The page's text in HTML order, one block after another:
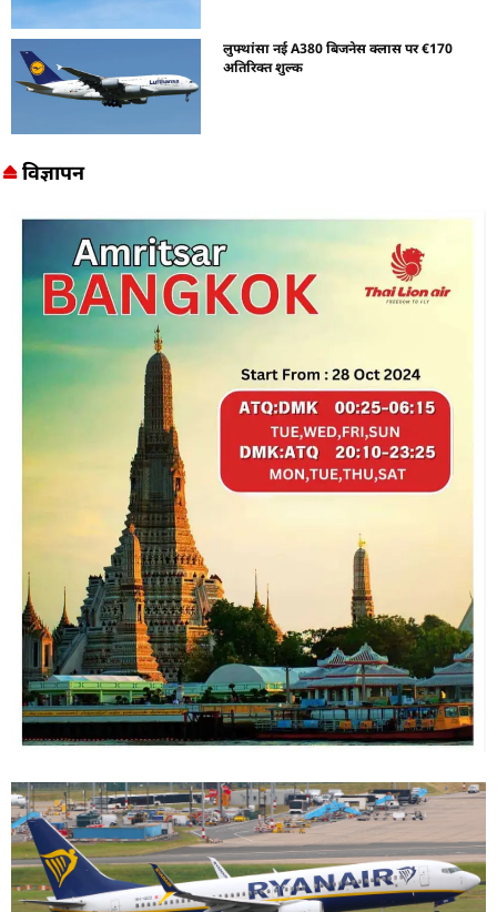
लुफ्थांसा नई A380 बिजनेस क्लास पर €170
अतिरिक्त शुल्क
विज्ञापन